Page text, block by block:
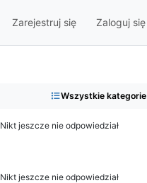
Zarejestruj się Zaloguj się
Wszystkie kategorie
Nikt jeszcze nie odpowiedział
Nikt jeszcze nie odpowiedział